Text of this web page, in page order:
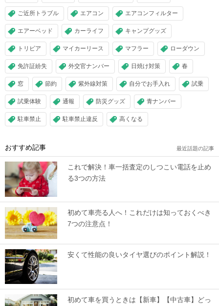
ご近所トラブル エアコン エアコンフィルター
エアーベッド カーライフ キャンプグッズ
トリビア マイカーリース マフラー ローダウン
免許証紛失 外交官ナンバー 日焼け対策 春
窓 節約 紫外線対策 自分でお手入れ 試乗
試乗体験 通報 防災グッズ 青ナンバー
駐車禁止 駐車禁止違反 高くなる
おすすめ記事 最近話題の記事
これで解決！車一括査定のしつこい電話を止め
る3つの方法
初めて車売る人へ！これだけは知っておくべき
7つの注意点！
安くて性能の良いタイヤ選びのポイント解説！
初めて車を買うときは【新車】【中古車】どっ